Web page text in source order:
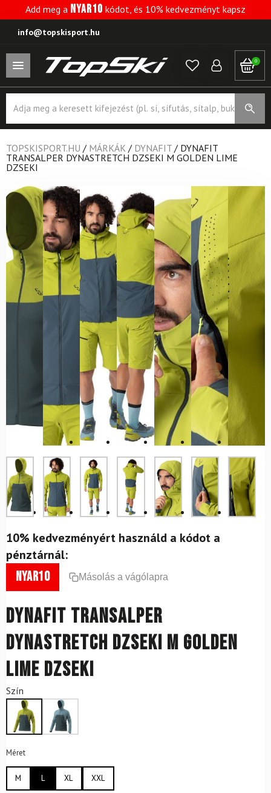
Add meg a NYAR10 kódot, és 10% kedvezményt kapsz
info@topskisport.hu
0
search
TOPSKISPORT.HU / MÁRKÁK / DYNAFIT / DYNAFIT
TRANSALPER DYNASTRETCH DZSEKI M GOLDEN LIME
DZSEKI
10% kedvezményért használd a kódot a
pénztárnál:
nyar10 Másolás a vágólapra
DYNAFIT Transalper
Dynastretch dzseki M Golden
Lime dzseki
Szín
Méret
M L XL XXL